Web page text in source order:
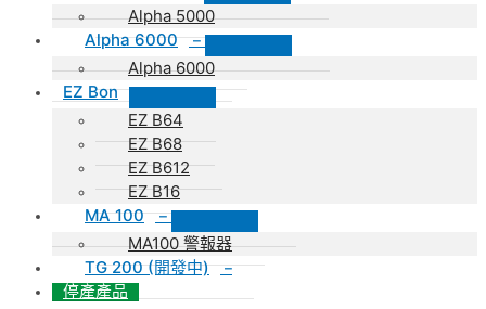
Alpha 5000
Alpha 6000
–
Alpha 6000
EZ Bon
EZ B64
EZ B68
EZ B612
EZ B16
MA 100
–
MA100 警報器
TG 200 (開發中)
–
停產產品